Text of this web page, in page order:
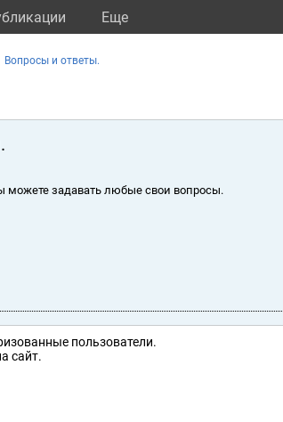
Eще
Вопросы и ответы.
можете задавать любые свои вопросы.
пользователи.
сайт.